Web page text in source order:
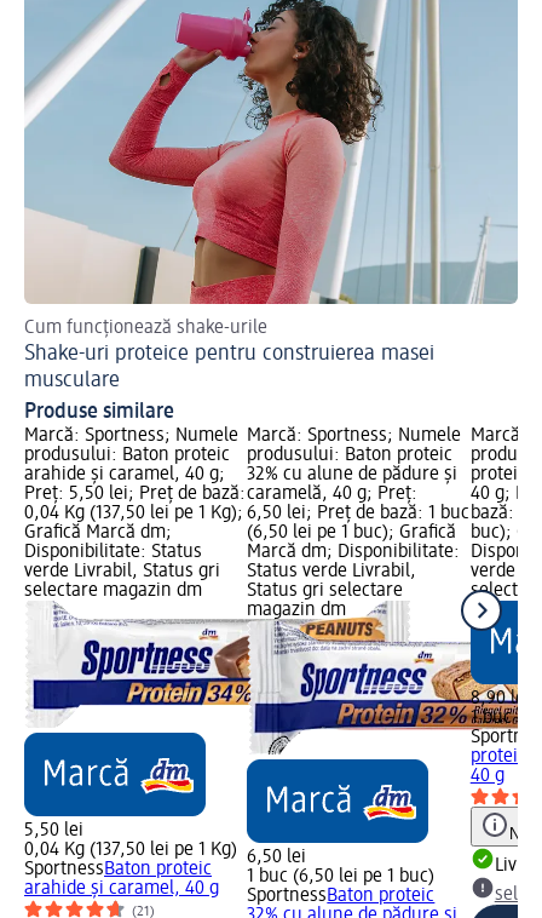
Cum funcționează shake-urile
Shake-uri proteice pentru construierea masei
musculare
Produse similare
Marcă: Sportness; Numele
produsului: Baton proteic
arahide și caramel, 40 g;
Preț: 5,50 lei; Preț de bază:
0,04 Kg (137,50 lei pe 1 Kg);
Grafică Marcă dm;
Disponibilitate: Status
verde Livrabil, Status gri
selectare magazin dm
5,50 lei
0,04 Kg (137,50 lei pe 1 Kg)
SportnessBaton proteic
arahide și caramel, 40 g
(21)
Marcă: Sportness; Numele
produsului: Baton proteic
32% cu alune de pădure și
caramelă, 40 g; Preț:
6,50 lei; Preț de bază: 1 buc
(6,50 lei pe 1 buc); Grafică
Marcă dm; Disponibilitate:
Status verde Livrabil,
Status gri selectare
magazin dm
6,50 lei
1 buc (6,50 lei pe 1 buc)
SportnessBaton proteic
Marcă:
proteică
40 g;
bază: 1
buc);
verde
8,90 lei
1 buc
proteică
40 g
Notă